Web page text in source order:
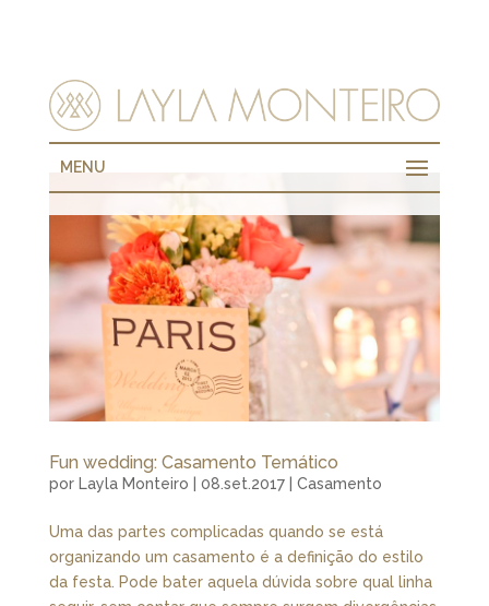
MENU
Fun wedding: Casamento Temático
por Layla Monteiro 08.set.2017| Casamento
Uma das partes complicadas quando se está
organizando um casamento é a definição do estilo
da festa. Pode bater aquela dúvida sobre qual linha